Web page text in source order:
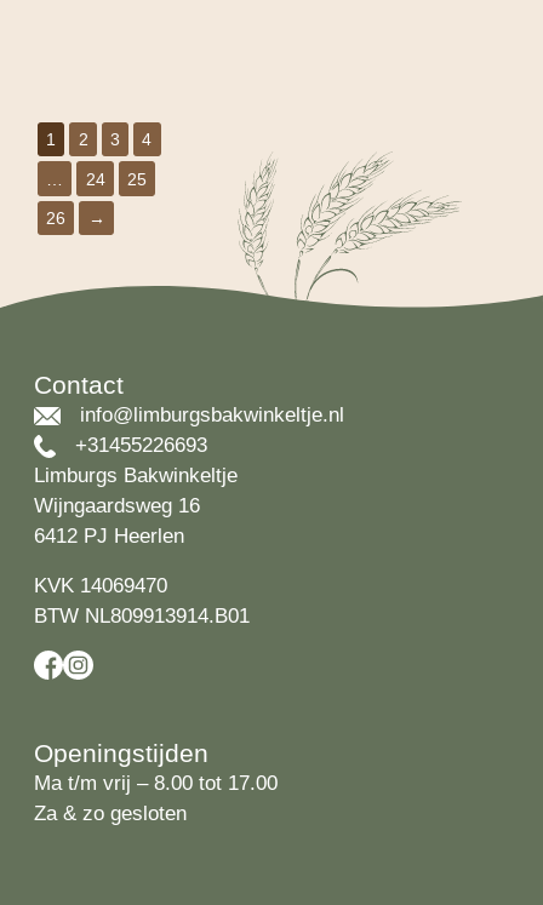
1 2 3 4
24 25
26 →
Contact
info@limburgsbakwinkeltje.nl
+31455226693
Limburgs Bakwinkeltje
Wijngaardsweg 16
6412 PJ Heerlen
KVK 14069470
BTW NL809913914.B01
Openingstijden
Ma t/m vrij – 8.00 tot 17.00
Za & zo gesloten